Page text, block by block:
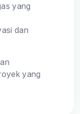
yang
dan
yang